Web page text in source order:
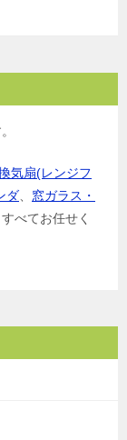
気扇(レンジフ
ダ
窓ガラス・
べてお任せく